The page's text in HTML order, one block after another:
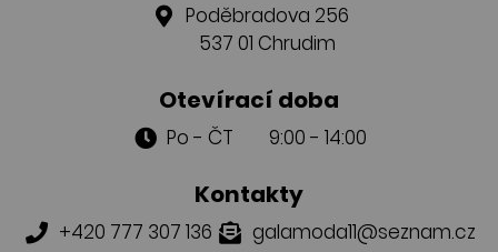
Poděbradova 256
537 01 Chrudim
Otevírací doba
Po - ČT 9:00 - 14:00
Kontakty
+420 777 307 136 galamoda11@seznam.cz